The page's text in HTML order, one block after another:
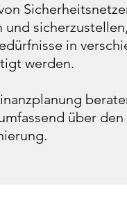
und
in
werden.
über den